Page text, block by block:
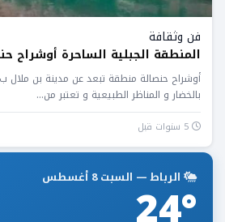
فن وثقافة
المنطقة الجبلية الساحرة أوشراح
بالخضار و المناظر الطبيعية و تعتبر من...
الرباط — السبت 8 أغسطس